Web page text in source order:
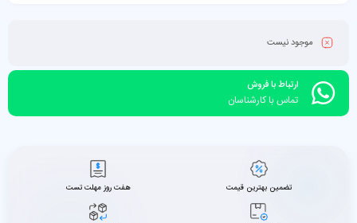
موجود نیست
ارتباط با فروش
تماس با کارشناسان
تضمین بهترین قیمت هفت روز مهلت تست